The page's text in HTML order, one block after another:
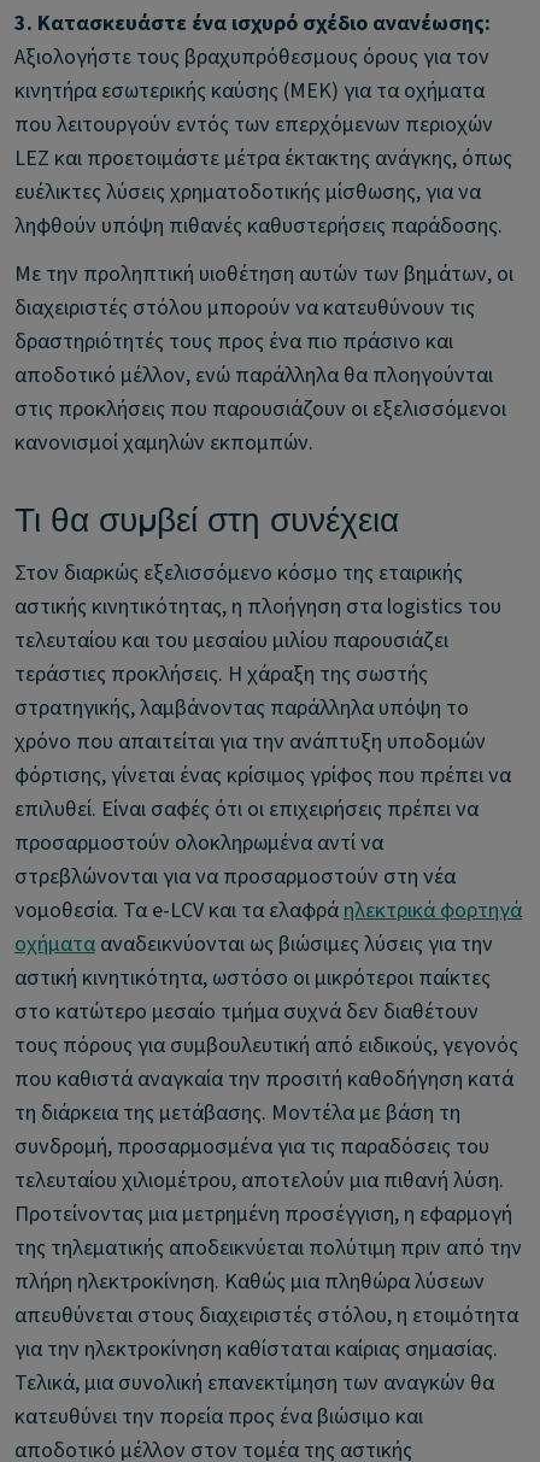
3. Κατασκευάστε ένα ισχυρό σχέδιο ανανέωσης:
Αξιολογήστε τους βραχυπρόθεσμους όρους για τον
κινητήρα εσωτερικής καύσης (ΜΕΚ) για τα οχήματα
που λειτουργούν εντός των επερχόμενων περιοχών
LEZ και προετοιμάστε μέτρα έκτακτης ανάγκης, όπως
ευέλικτες λύσεις χρηματοδοτικής μίσθωσης, για να
ληφθούν υπόψη πιθανές καθυστερήσεις παράδοσης.
Με την προληπτική υιοθέτηση αυτών των βημάτων, οι
διαχειριστές στόλου μπορούν να κατευθύνουν τις
δραστηριότητές τους προς ένα πιο πράσινο και
αποδοτικό μέλλον, ενώ παράλληλα θα πλοηγούνται
στις προκλήσεις που παρουσιάζουν οι εξελισσόμενοι
κανονισμοί χαμηλών εκπομπών.
Τι θα συμβεί στη συνέχεια
Στον διαρκώς εξελισσόμενο κόσμο της εταιρικής
αστικής κινητικότητας, η πλοήγηση στα logistics του
τελευταίου και του μεσαίου μιλίου παρουσιάζει
τεράστιες προκλήσεις. Η χάραξη της σωστής
στρατηγικής, λαμβάνοντας παράλληλα υπόψη το
χρόνο που απαιτείται για την ανάπτυξη υποδομών
φόρτισης, γίνεται ένας κρίσιμος γρίφος που πρέπει να
επιλυθεί. Είναι σαφές ότι οι επιχειρήσεις πρέπει να
προσαρμοστούν ολοκληρωμένα αντί να
στρεβλώνονται για να προσαρμοστούν στη νέα
νομοθεσία. Τα e-LCV και τα ελαφράηλεκτρικά φορτηγά
οχήματα αναδεικνύονται ως βιώσιμες λύσεις για την
αστική κινητικότητα, ωστόσο οι μικρότεροι παίκτες
στο κατώτερο μεσαίο τμήμα συχνά δεν διαθέτουν
τους πόρους για συμβουλευτική από ειδικούς, γεγονός
που καθιστά αναγκαία την προσιτή καθοδήγηση κατά
τη διάρκεια της μετάβασης. Μοντέλα με βάση τη
συνδρομή, προσαρμοσμένα για τις παραδόσεις του
τελευταίου χιλιομέτρου, αποτελούν μια πιθανή λύση.
Προτείνοντας μια μετρημένη προσέγγιση, η εφαρμογή
της τηλεματικής αποδεικνύεται πολύτιμη πριν από την
πλήρη ηλεκτροκίνηση. Καθώς μια πληθώρα λύσεων
απευθύνεται στους διαχειριστές στόλου, η ετοιμότητα
για την ηλεκτροκίνηση καθίσταται καίριας σημασίας.
Τελικά, μια συνολική επανεκτίμηση των αναγκών θα
κατευθύνει την πορεία προς ένα βιώσιμο και
αποδοτικό μέλλον στον τομέα της αστικής